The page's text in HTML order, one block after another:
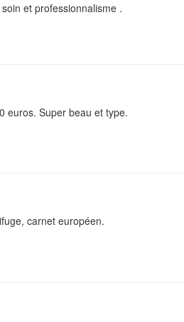
et professionnalisme .
euros. Super beau et type.
carnet européen.